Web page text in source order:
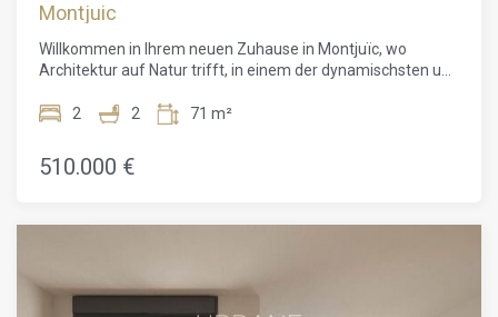
Montjuic
Willkommen in Ihrem neuen Zuhause in Montjuïc, wo
Architektur auf Natur trifft, in einem der dynamischsten und
große Wohnung bietet 2 Schlafzimmer und 2 Bäder, die
Nachhaltigkeit zu vereinen. Mit viel natürlichem Licht,
großen Fenstern und einer kleinen privaten Terrasse bietet
innovativen architektonischen Projekts von Adoras Atelier
Arquitectura, einem renommierten Studio, das für seinen
2 2 71 m²
510.000 €